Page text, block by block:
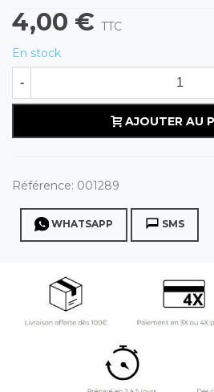
4,00 € TTC
En stock
-
AJOUTER AU
Référence: 001289
WHATSAPP SMS